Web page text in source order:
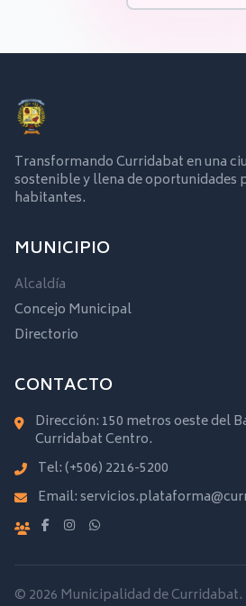
Transformando Curridabat en una
sostenible y llena de oportunidades
habitantes.
MUNICIPIO
Alcaldía
Concejo Municipal
Directorio
CONTACTO
Dirección: 150 metros oeste del
Curridabat Centro.
Tel:(+506) 2216-5200
Email:
© 2026 Municipalidad de